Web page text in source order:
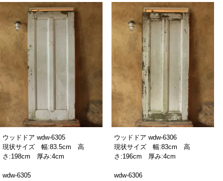
ウッドドア wdw-6305
現状サイズ 幅:83.5cm 高
さ:198cm 厚み:4cm
wdw-6305
ウッドドア wdw-6306
現状サイズ 幅:83cm 高
さ:196cm 厚み:4cm
wdw-6306